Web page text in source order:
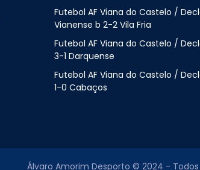
Futebol AF Viana do Castelo /
Vianense b 2-2 Vila Fria
Futebol AF Viana do Castelo /
3-1 Darquense
Futebol AF Viana do Castelo /
1-0 Cabaços
Álvaro Amorim Desporto © 2024 -